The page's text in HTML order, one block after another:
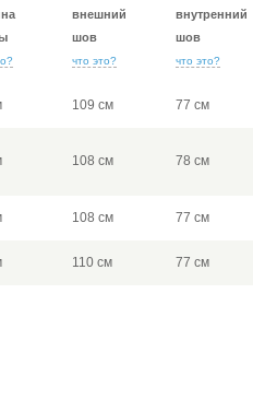
внешний
шов
что это?
внутренний
шов
что это?
109 см 77 см
108 см 78 см
108 см 77 см
110 см 77 см